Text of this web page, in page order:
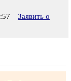
Заявить о